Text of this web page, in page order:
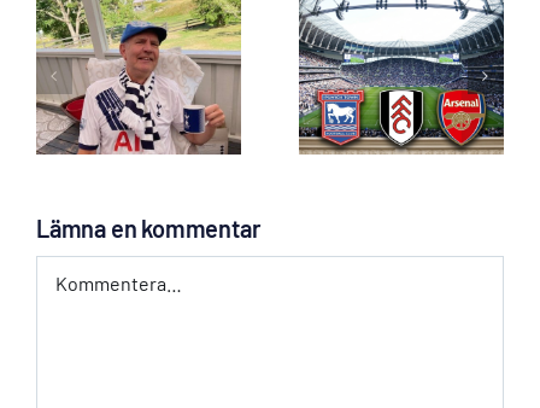
Biljettansökan
till Ipswich,
Fulham och
Arsenal är
James Black
”Voice of
Spurs” till Gbg
Lö 5 Sep!
Lämna en kommentar